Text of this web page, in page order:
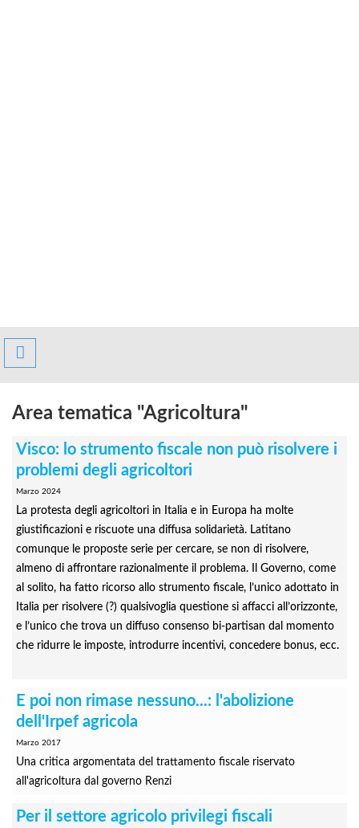
Area tematica "Agricoltura"
Visco: lo strumento fiscale non può risolvere i
problemi degli agricoltori
Marzo 2024
La protesta degli agricoltori in Italia e in Europa ha molte
giustificazioni e riscuote una diffusa solidarietà. Latitano
comunque le proposte serie per cercare, se non di risolvere,
almeno di affrontare razionalmente il problema. Il Governo, come
al solito, ha fatto ricorso allo strumento fiscale, l’unico adottato in
Italia per risolvere (?) qualsivoglia questione si affacci all’orizzonte,
e l’unico che trova un diffuso consenso bi-partisan dal momento
che ridurre le imposte, introdurre incentivi, concedere bonus, ecc.
E poi non rimase nessuno...: l'abolizione
dell'Irpef agricola
Marzo 2017
Una critica argomentata del trattamento fiscale riservato
all'agricoltura dal governo Renzi
Per il settore agricolo privilegi fiscali